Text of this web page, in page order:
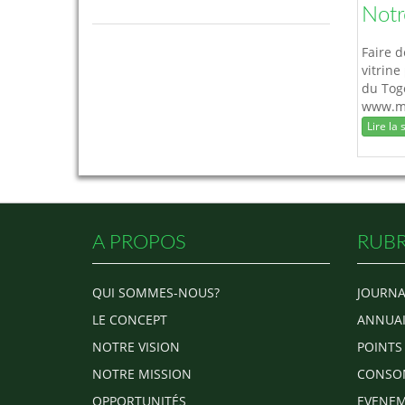
Faire
vitrine
du
Lire la
A PROPOS
QUI SOMMES-NOUS?
LE CONCEPT
NOTRE VISION
NOTRE MISSION
OPPORTUNITÉS